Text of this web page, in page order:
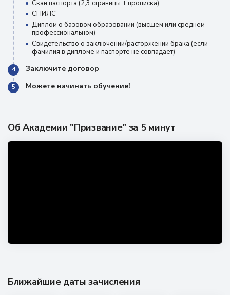
Скан паспорта (2,3 страницы + прописка)
СНИЛС
Диплом о базовом образовании (высшем или среднем
профессиональном)
Свидетельство о заключении/расторжении брака (если
фамилия в дипломе и паспорте не совпадает)
4 Заключите договор
5 Можете начинать обучение!
Об Академии "Призвание" за 5 минут
Ближайшие даты зачисления